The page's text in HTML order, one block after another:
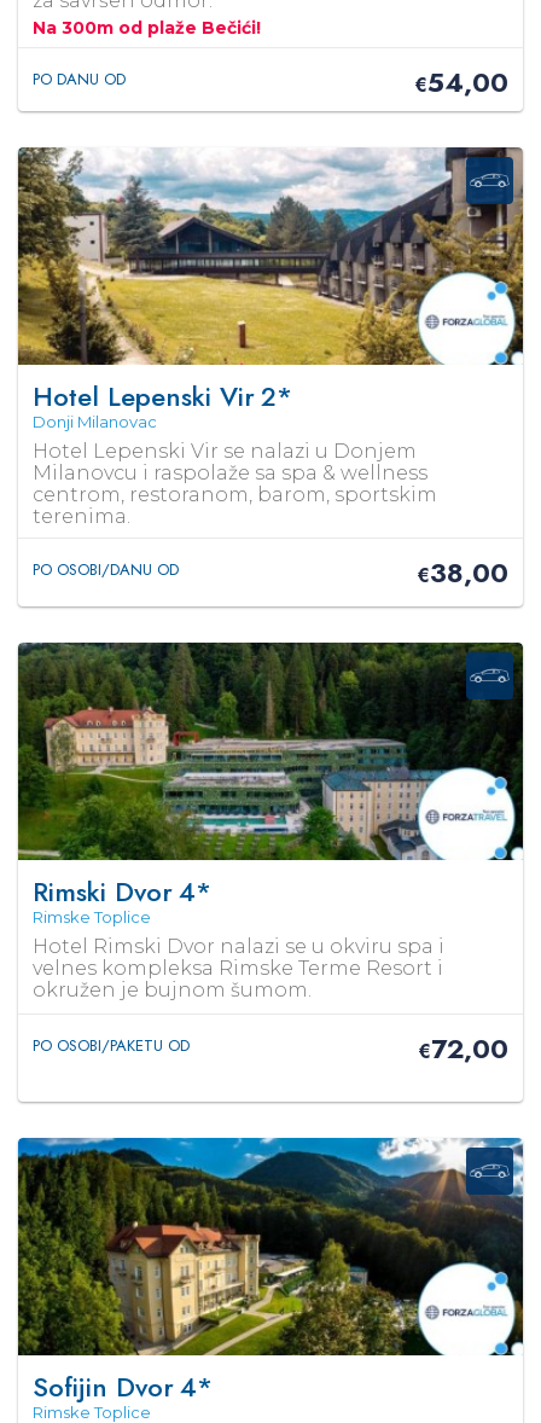
Na 300m od plaže Bečići!
PO DANU OD €54,00
Hotel Lepenski Vir2*
Donji Milanovac
Hotel Lepenski Vir se nalazi u Donjem
Milanovcu i raspolaže sa spa & wellness
centrom, restoranom, barom, sportskim
terenima.
PO OSOBI/DANU OD €38,00
Rimski Dvor4*
Rimske Toplice
Hotel Rimski Dvor nalazi se u okviru spa i
velnes kompleksa Rimske Terme Resort i
okružen je bujnom šumom.
PO OSOBI/PAKETU OD €72,00
Sofijin Dvor4*
Rimske Toplice